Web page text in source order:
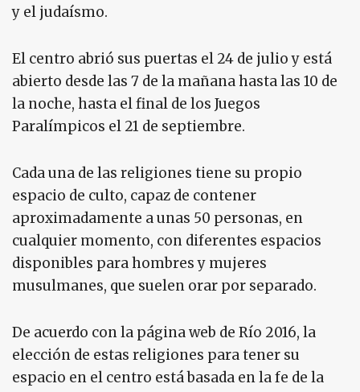
y el judaísmo.
El centro abrió sus puertas el 24 de julio y está
abierto desde las 7 de la mañana hasta las 10 de
la noche, hasta el final de los Juegos
Paralímpicos el 21 de septiembre.
Cada una de las religiones tiene su propio
espacio de culto, capaz de contener
aproximadamente a unas 50 personas, en
cualquier momento, con diferentes espacios
disponibles para hombres y mujeres
musulmanes, que suelen orar por separado.
De acuerdo con la página web de Río 2016, la
elección de estas religiones para tener su
espacio en el centro está basada en la fe de la